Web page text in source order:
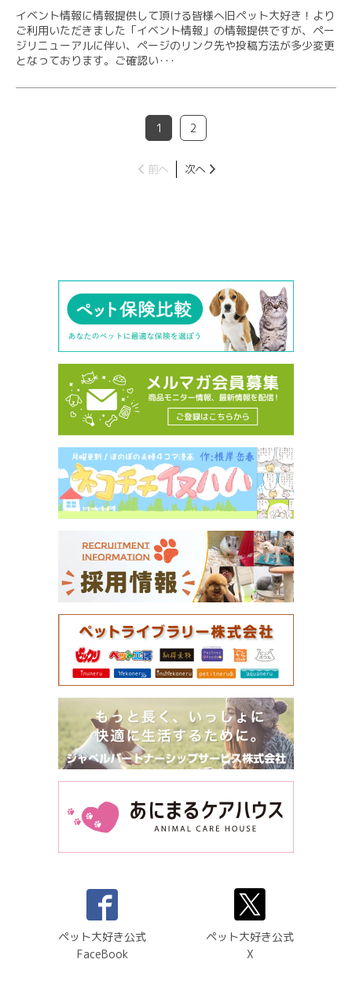
イベント情報に情報提供して頂ける皆様へ旧ペット大好き！より
ご利用いただきました「イベント情報」の情報提供ですが、ペー
ジリニューアルに伴い、ページのリンク先や投稿方法が多少変更
となっております。ご確認い･･･
1 2
前へ 次へ
ペット大好き公式
FaceBook
ペット大好き公式
X